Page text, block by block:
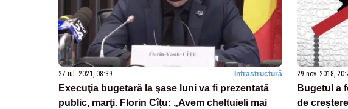
27 iul. 2021, 08:39 Infrastructură
Execuţia bugetară la şase luni va fi prezentată
public, marţi. Florin Cîțu: „Avem cheltuieli mai
29 nov. 2018,
Bugetul a
de